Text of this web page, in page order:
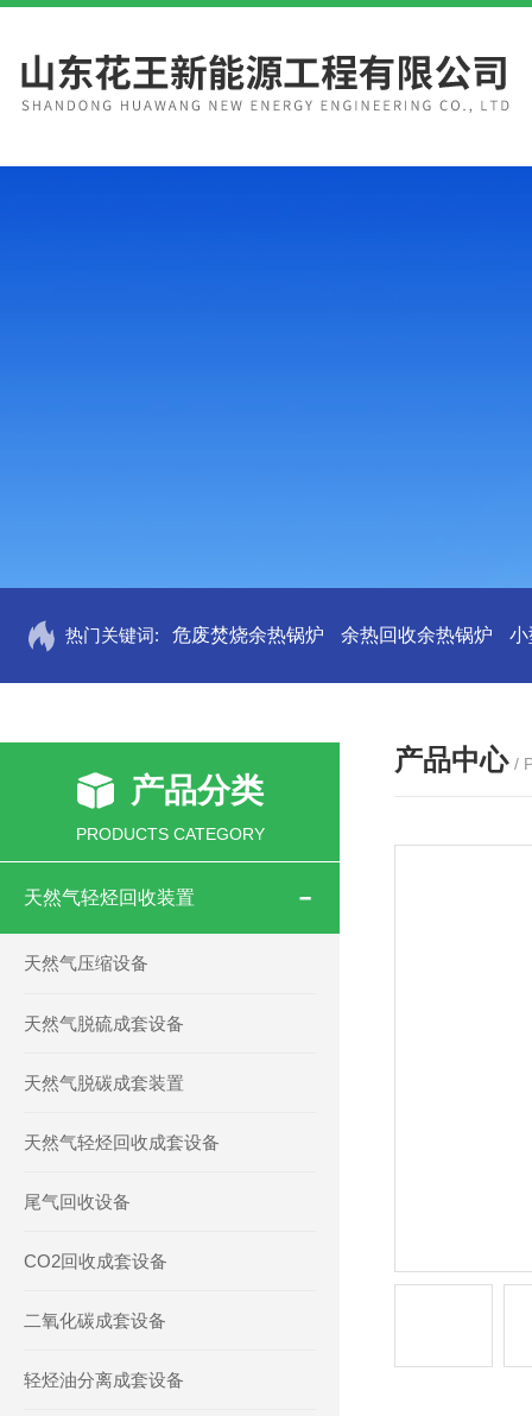
热门关键词: 危废焚烧余热锅炉 余热回收余热锅炉 小
产品分类
PRODUCTS CATEGORY
天然气轻烃回收装置
天然气压缩设备
天然气脱硫成套设备
天然气脱碳成套装置
天然气轻烃回收成套设备
尾气回收设备
CO2回收成套设备
二氧化碳成套设备
轻烃油分离成套设备
产品中心 /